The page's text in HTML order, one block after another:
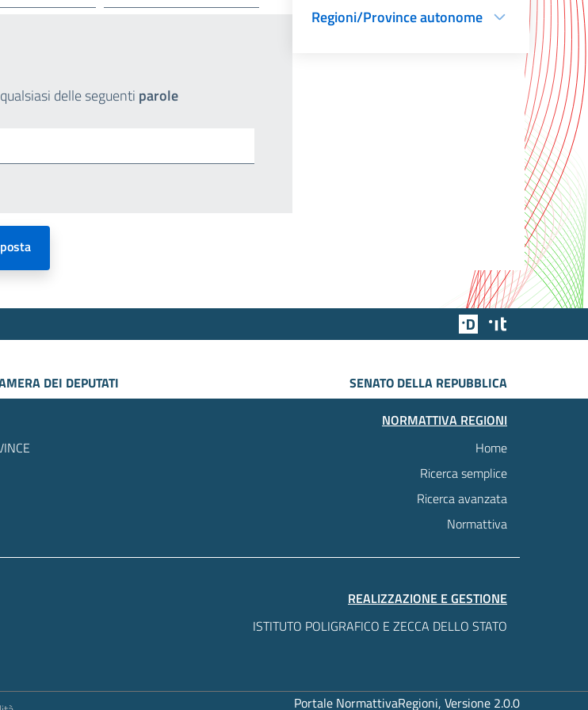
qualsiasi delle seguenti parole
Regioni/Province autonome
Team Digitale
DEI DEPUTATI
SENATO DELLA REPUBBLICA
NORMATTIVA REGIONI
Home
Ricerca semplice
Ricerca avanzata
Normattiva
REALIZZAZIONE E GESTIONE
ISTITUTO POLIGRAFICO E ZECCA DELLO STATO
Portale NormattivaRegioni, Versione 2.0.0